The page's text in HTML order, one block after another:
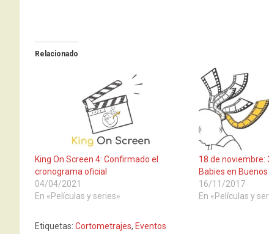
Relacionado
King On Screen 4: Confirmado el
cronograma oficial
04/04/2021
En «Películas y series»
18 de noviembre:
Babies en
16/11/2017
En «Películas y
Etiquetas: Cortometrajes, Eventos